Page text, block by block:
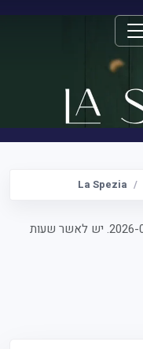
La Spezia
פרטי המסעדה נבדקו לאחרונה ב-2026-04-27. יש לאשר שעות